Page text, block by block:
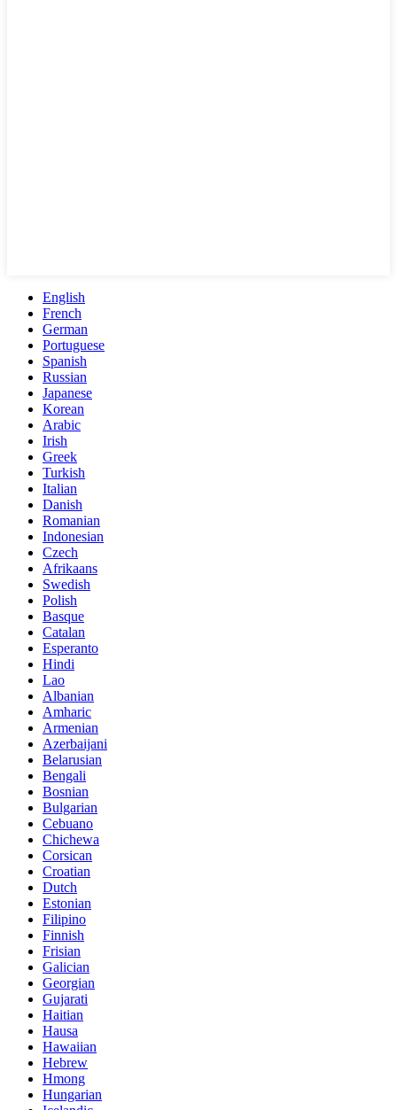
English
French
German
Portuguese
Spanish
Russian
Japanese
Korean
Arabic
Irish
Greek
Turkish
Italian
Danish
Romanian
Indonesian
Czech
Afrikaans
Swedish
Polish
Basque
Catalan
Esperanto
Hindi
Lao
Albanian
Amharic
Armenian
Azerbaijani
Belarusian
Bengali
Bosnian
Bulgarian
Cebuano
Chichewa
Corsican
Croatian
Dutch
Estonian
Filipino
Finnish
Frisian
Galician
Georgian
Gujarati
Haitian
Hausa
Hawaiian
Hebrew
Hmong
Hungarian